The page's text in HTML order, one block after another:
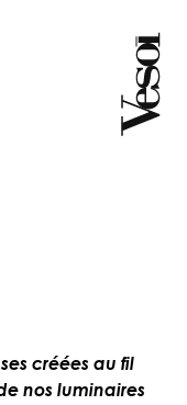
créées au fil
nos luminaires